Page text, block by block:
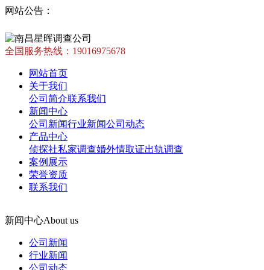
网站公告：
全国服务热线： 19016975678
网站首页
关于我们
公司简介联系我们
新闻中心
公司新闻行业新闻公司动态
产品中心
侦探社私家调查婚外情取证出轨调查
案例展示
荣誉资质
联系我们
新闻中心About us
公司新闻
行业新闻
公司动态